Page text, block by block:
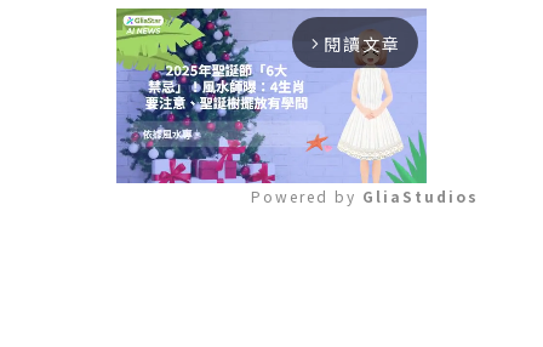
arrow_forward_ios 閱讀文章
Powered by GliaStudios